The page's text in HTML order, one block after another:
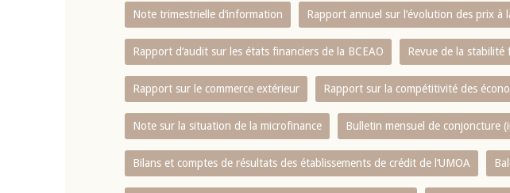
Note trimestrielle d‘information Rapport annuel sur l‘évolution des prix à
Rapport d‘audit sur les états financiers de la BCEAO Revue de la stabilité
Rapport sur le commerce extérieur Rapport sur la compétitivité des
Note sur la situation de la microfinance Bulletin mensuel de conjoncture
Bilans et comptes de résultats des établissements de crédit de l‘UMOA